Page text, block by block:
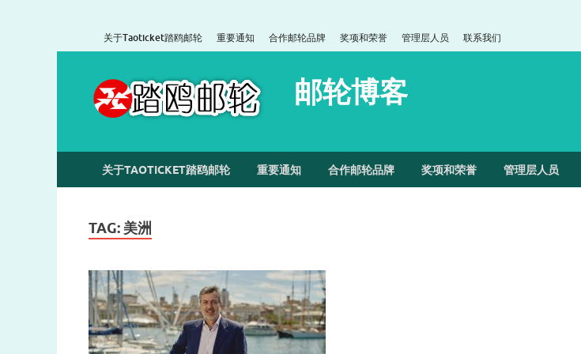
关于Taoticket踏鸥邮轮 重要通知 合作邮轮品牌 奖项和荣誉 管理层人员 联系我们
邮轮博客
关于TAOTICKET踏鸥邮轮 重要通知 合作邮轮品牌 奖项和荣誉 管理层人员
TAG: 美洲